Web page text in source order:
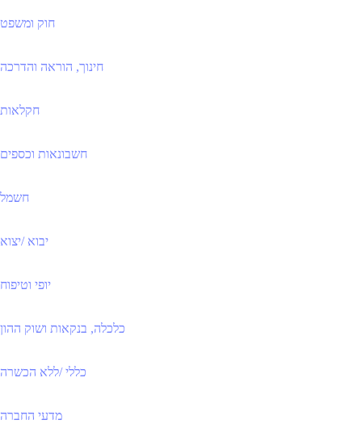
חוק ומשפט
חינוך, הוראה והדרכה
חקלאות
חשבונאות וכספים
חשמל
יבוא /יצוא
יופי וטיפוח
כלכלה, בנקאות ושוק ההון
כללי /ללא הכשרה
מדעי החברה